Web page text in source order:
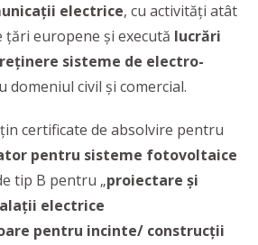
electrice, cu activități atât
țări europene și execută lucrări
sisteme de electro-
domeniul civil și comercial.
certificate de absolvire pentru
pentru sisteme fotovoltaice
tip B pentru „proiectare și
electrice
pentru incinte/ construcții